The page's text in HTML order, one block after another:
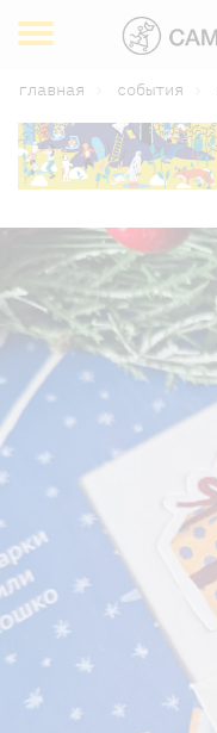
главная события